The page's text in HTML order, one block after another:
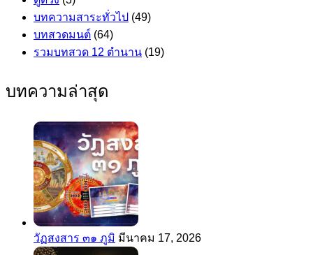
บทความสาระทั่วไป (49)
บทสวดมนต์ (64)
รวมบทสวด 12 ตำนาน (19)
บทความล่าสุด
วัฏสงสาร ๓๑ ภูมิ มีนาคม 17, 2026